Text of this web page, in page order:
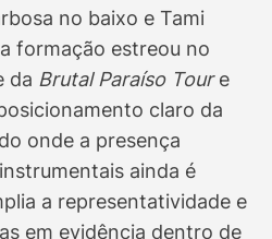
no baixo e Tami
formação estreou no
da Brutal Paraíso Toure
claro da
onde a presença
ainda é
a representatividade e
em evidência dentro de